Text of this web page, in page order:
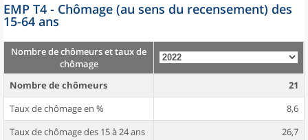
EMP T4 - Chômage (au sens du recensement) des
15-64 ans
Nombre de chômeurs et taux de
chômage
Nombre de chômeurs
21
Taux de chômage en %
8,6
Taux de chômage des 15 à 24 ans
26,7